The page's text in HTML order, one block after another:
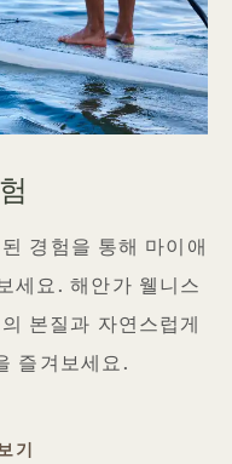
경험을 통해 마이애
세요. 해안가 웰니스
본질과 자연스럽게
즐겨보세요.
기